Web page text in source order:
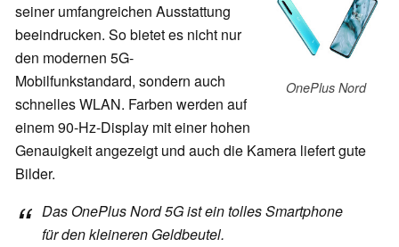
OnePlus Nord
seiner umfangreichen Ausstattung
beeindrucken. So bietet es nicht nur
den modernen 5G-
Mobilfunkstandard, sondern auch
schnelles WLAN. Farben werden auf
einem 90-Hz-Display mit einer hohen
Genauigkeit angezeigt und auch die Kamera liefert gute
Bilder.
Das OnePlus Nord 5G ist ein tolles Smartphone
für den kleineren Geldbeutel.